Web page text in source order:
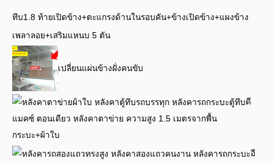
ทึบ1.8 ท้ายเปิดข้าง+ตะแกรงด้านในรอบคัน+ข้างเปิดข้าง+แผงข้าง
เพลาลอย+เสริมแหนบ 5 ตัน
เปลี่ยนแผ่นข้างฝั่งคนขับ
ดี
แมคซ์ ตอนเดียว หลังคาตาข่าย ความสูง 1.5 เมตรจากพื้น
กระบะ+ผ้าใบ
อี